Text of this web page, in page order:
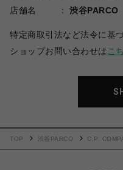
店舗名
渋谷PARCO
特定商取引法など法令に基
ショップお問い合わせは こ
TOP 渋谷PARCO C.P.